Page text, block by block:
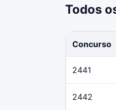
Todos
Concurso
2441
2442